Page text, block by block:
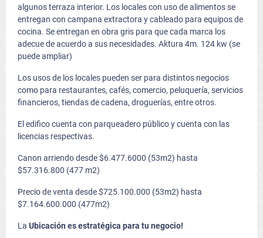
algunos terraza interior. Los locales con uso de alimentos se
entregan con campana extractora y cableado para equipos de
cocina. Se entregan en obra gris para que cada marca los
adecue de acuerdo a sus necesidades. Aktura 4m. 124 kw (se
puede ampliar)
Los usos de los locales pueden ser para distintos negocios
como para restaurantes, cafés, comercio, peluquería, servicios
financieros, tiendas de cadena, droguerías, entre otros.
El edifico cuenta con parqueadero público y cuenta con las
licencias respectivas.
Canon arriendo desde $6.477.6000 (53m2) hasta
$57.316.800 (477 m2)
Precio de venta desde $725.100.000 (53m2) hasta
$7.164.600.000 (477m2)
La Ubicación es estratégica para tu negocio!